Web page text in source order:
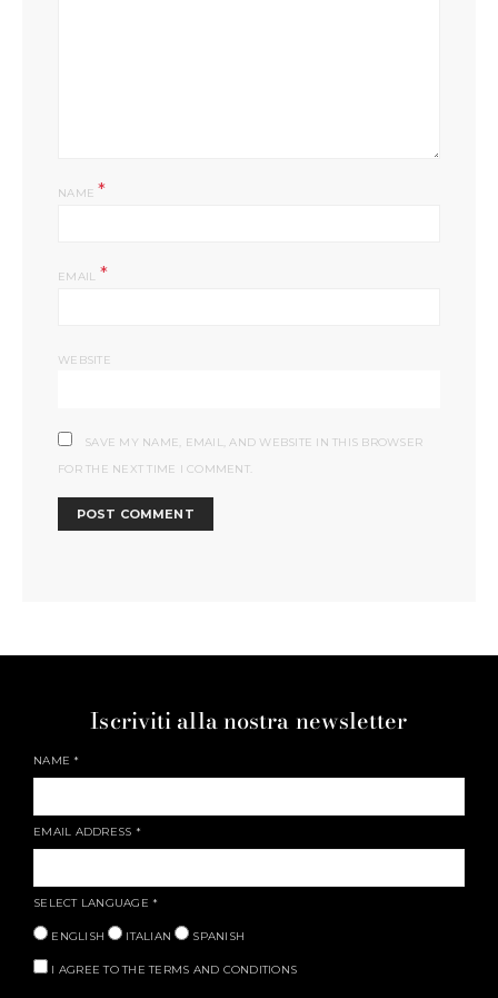
NAME*
EMAIL *
WEBSITE
SAVE MY NAME, EMAIL, AND WEBSITE IN THIS BROWSER
FOR THE NEXT TIME I COMMENT.
Iscriviti alla nostra newsletter
NAME*
EMAIL ADDRESS *
SELECT LANGUAGE *
ENGLISH ITALIAN SPANISH
I AGREE TO THE TERMS AND CONDITIONS